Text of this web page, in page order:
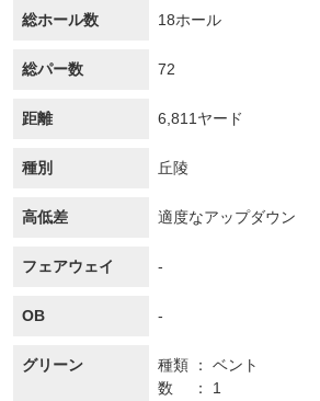
総ホール数 18ホール
総パー数 72
距離 6,811ヤード
種別 丘陵
高低差 適度なアップダウン
フェアウェイ -
OB -
グリーン 種類
ベント
数
1